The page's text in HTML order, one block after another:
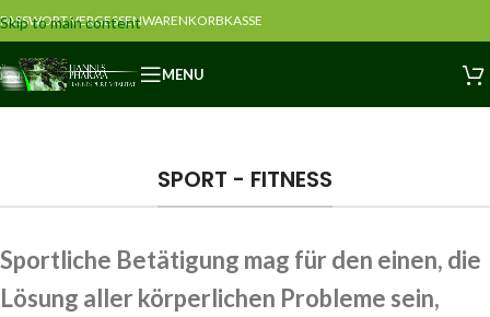
Skip to main content
PASSWORT VERGESSENWARENKORBKASSE
MENU
SPORT - FITNESS
Sportliche Betätigung mag für den einen, die
Lösung aller körperlichen Probleme sein,